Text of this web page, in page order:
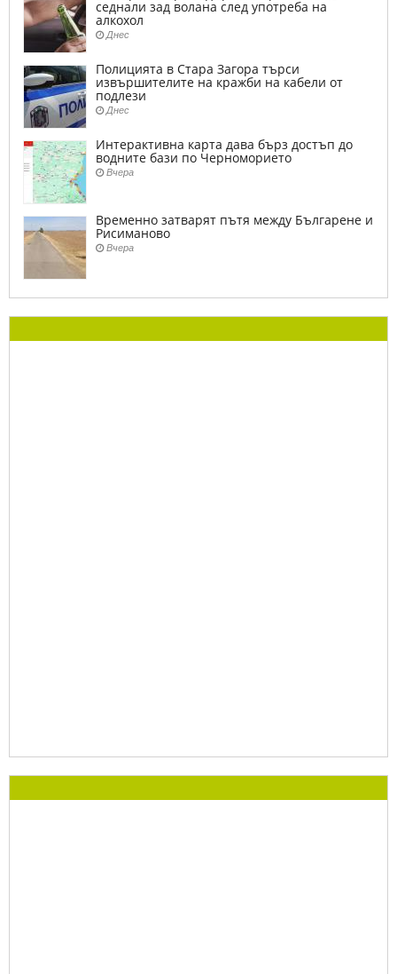
седнали зад волана след употреба на
алкохол
Днес
Полицията в Стара Загора търси
извършителите на кражби на кабели от
подлези
Днес
Интерактивна карта дава бърз достъп до
водните бази по Черноморието
Вчера
Временно затварят пътя между Българене и
Рисиманово
Вчера